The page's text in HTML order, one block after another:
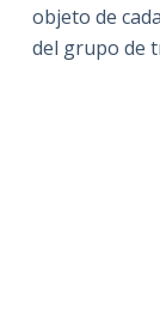
objeto de
del grupo de